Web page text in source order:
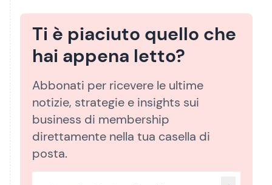
Ti è piaciuto quello che
hai appena letto?
Abbonati per ricevere le ultime
notizie, strategie e insights sui
business di membership
direttamente nella tua casella di
posta.